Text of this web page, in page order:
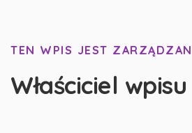
TEN WPIS JEST
Właściciel wpisu